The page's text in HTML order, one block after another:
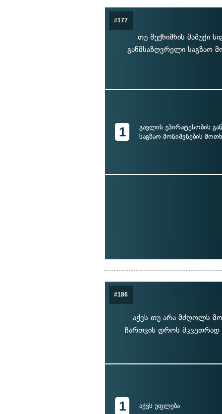
#177
თუ შუქნიშნის მაშუქი
განმსაზღვრელი საგზაო
1
გავლის უპირატესობის
საგზაო მონიშვნების
#186
აქვს თუ არა მძღოლს
ჩართვის დროს მკვეთრად
1 აქვს უფლება